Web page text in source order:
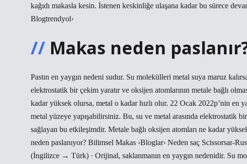
kağıdı makasla kesin. İstenen keskinliğe ulaşana kadar bu sürece
Blogtrendyol›
Makas neden
Pastın en yaygın nedeni sudur. Su molekülleri metal suya maruz
elektrostatik bir çekim yaratır ve oksijen atomlarının metale bağlı
kadar yüksek olursa, metal o kadar hızlı olur. 22 Ocak 2022p’nin en
metal yüzeye yapışabilirsiniz. Bu, su ve metal arasında elektrostatik
sağlayan bu etkileşimdir. Metale bağlı oksijen atomları ne kadar
neden paslanıyor? Bilimsel Makas ›Bloglar› Neden saç Scissorsar-
(İngilizce → Türk) · Orijinal, saklanmanın en yaygın nedenidir. Su